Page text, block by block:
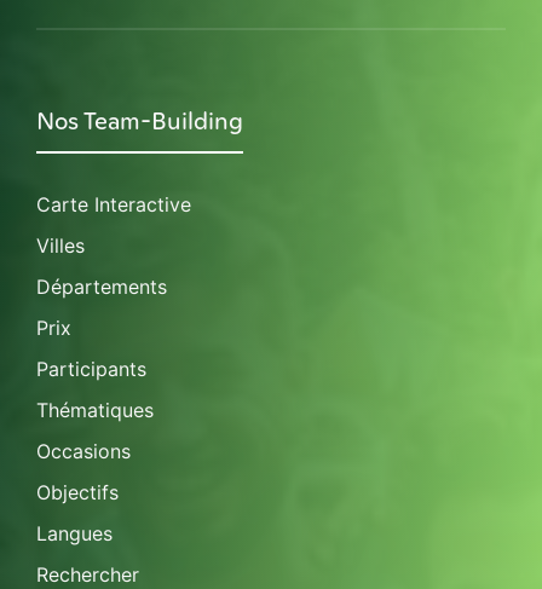
Nos Team-Building
Carte Interactive
Villes
Départements
Prix
Participants
Thématiques
Occasions
Objectifs
Langues
Rechercher